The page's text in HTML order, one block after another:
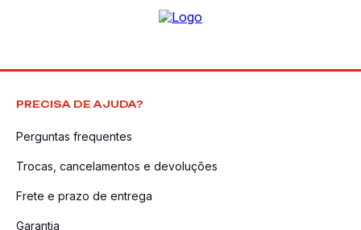
PRECISA DE AJUDA?
Perguntas frequentes
Trocas, cancelamentos e devoluções
Frete e prazo de entrega
Garantia